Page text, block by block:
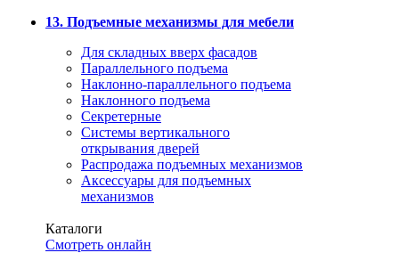
13. Подъемные механизмы для мебели
Для складных вверх фасадов
Параллельного подъема
Наклонно-параллельного подъема
Наклонного подъема
Секретерные
Системы вертикального
открывания дверей
Распродажа подъемных механизмов
Аксессуары для подъемных
механизмов
Каталоги
Смотреть онлайн